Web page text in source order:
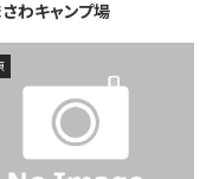
わキャンプ場